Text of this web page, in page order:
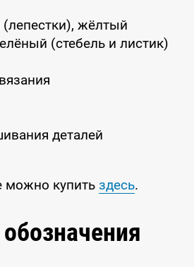
жёлтый
(стебель и листик)
деталей
можно купить здесь.